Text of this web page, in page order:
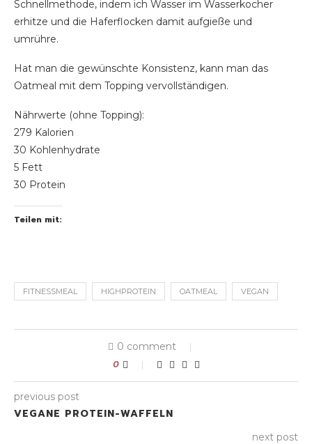
Schnellmethode, indem ich Wasser im Wasserkocher
erhitze und die Haferflocken damit aufgieße und
umrühre.
Hat man die gewünschte Konsistenz, kann man das
Oatmeal mit dem Topping vervollständigen.
Nährwerte (ohne Topping):
279 Kalorien
30 Kohlenhydrate
5 Fett
30 Protein
Teilen mit:
FITNESSMEAL HIGHPROTEIN OATMEAL VEGAN
0 comment
0
previous post
VEGANE PROTEIN-WAFFELN
next post